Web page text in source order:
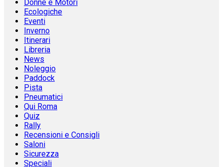
Donne e Motori
Ecologiche
Eventi
Inverno
Itinerari
Libreria
News
Noleggio
Paddock
Pista
Pneumatici
Qui Roma
Quiz
Rally
Recensioni e Consigli
Saloni
Sicurezza
Speciali